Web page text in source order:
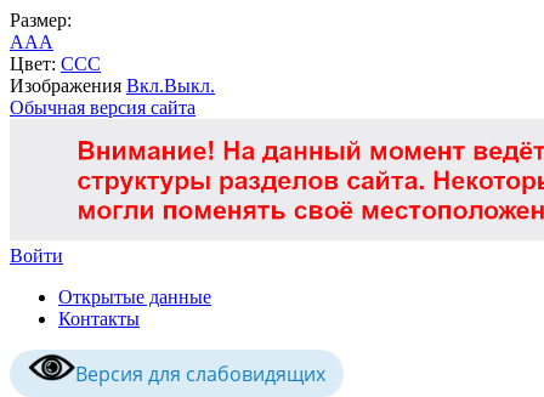
Размер:
AAA
Цвет: CCC
Изображения Вкл.Выкл.
Обычная версия сайта
Войти
Открытые данные
Контакты
Версия для слабовидящих